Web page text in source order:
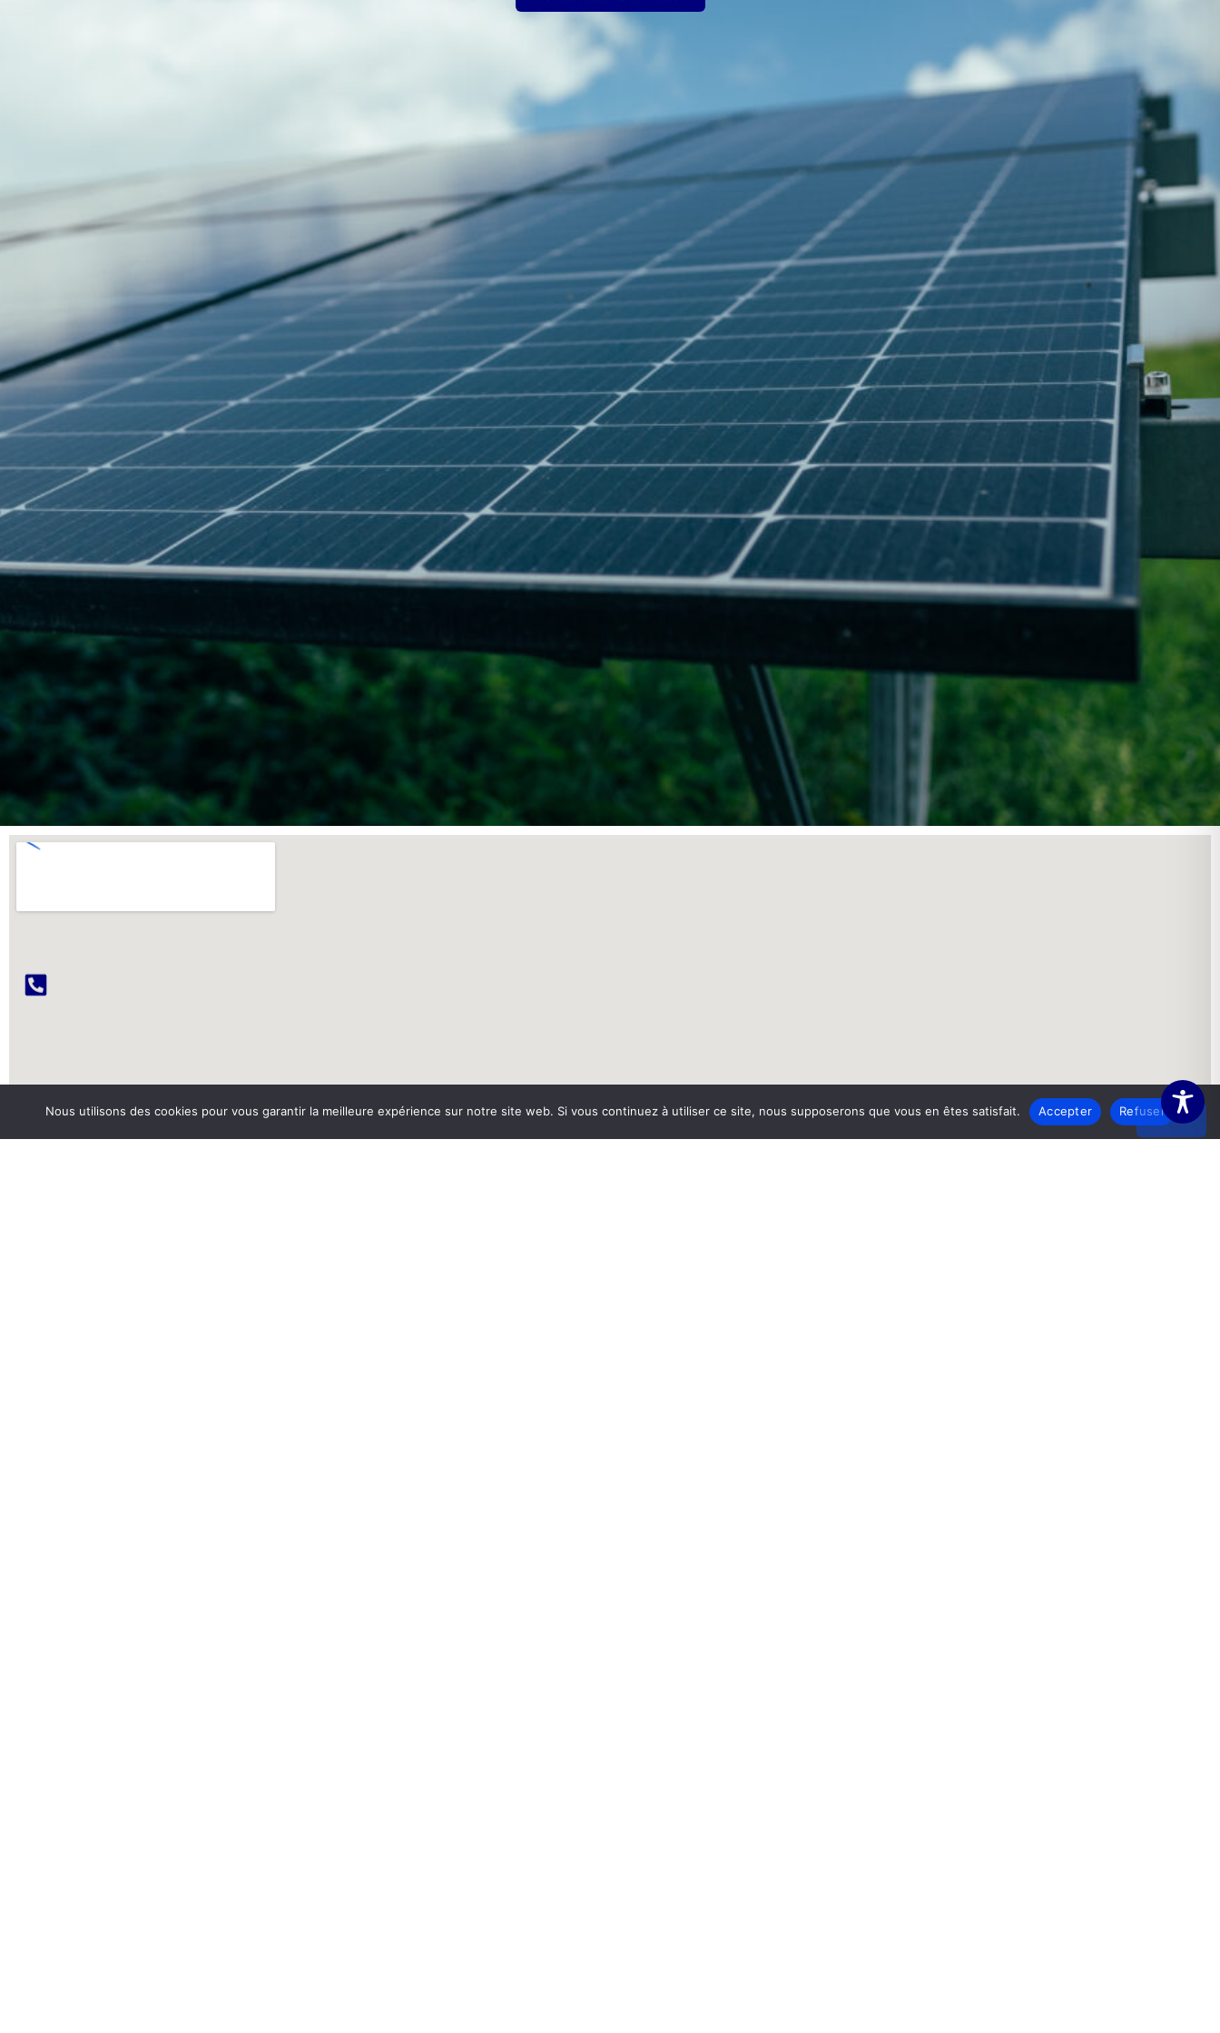
Nous utilisons des cookies pour vous garantir la meilleure expérience sur notre site web. Si vous continuez à utiliser ce site, nous supposerons que vous en êtes satisfait. Accepter Refuser